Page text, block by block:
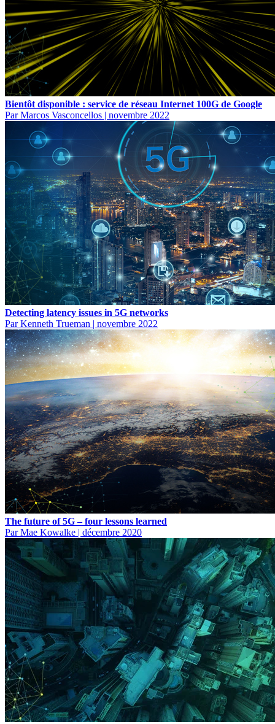
Bientôt disponible : service de réseau Internet 100G de Google
Par Marcos Vasconcellos | novembre 2022
Detecting latency issues in 5G networks
Par Kenneth Trueman | novembre 2022
The future of 5G – four lessons learned
Par Mae Kowalke | décembre 2020